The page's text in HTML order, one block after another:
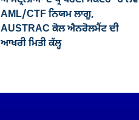
AML/CTF ਨਿਯਮ ਲਾਗੂ,
AUSTRAC ਕੋਲ ਐਨਰੋਲਮੈਂਟ ਦੀ
ਆਖਰੀ ਮਿਤੀ ਕੱਲ੍ਹ